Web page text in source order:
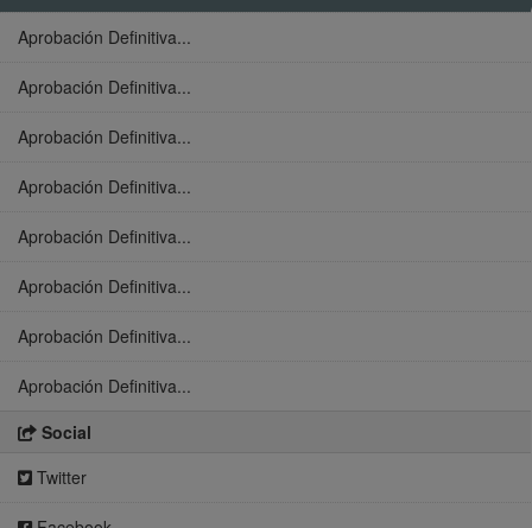
Aprobación Definitiva...
Aprobación Definitiva...
Aprobación Definitiva...
Aprobación Definitiva...
Aprobación Definitiva...
Aprobación Definitiva...
Aprobación Definitiva...
Aprobación Definitiva...
Social
Twitter